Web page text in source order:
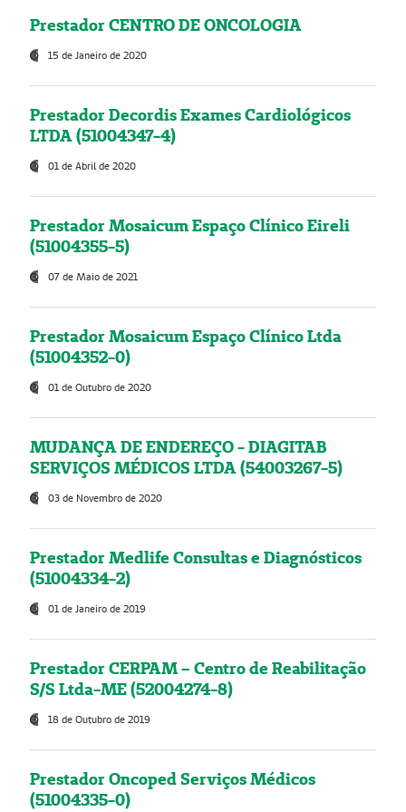
Prestador CENTRO DE ONCOLOGIA
15 de Janeiro de 2020
Prestador Decordis Exames Cardiológicos
LTDA (51004347-4)
01 de Abril de 2020
Prestador Mosaicum Espaço Clínico Eireli
(51004355-5)
07 de Maio de 2021
Prestador Mosaicum Espaço Clínico Ltda
(51004352-0)
01 de Outubro de 2020
MUDANÇA DE ENDEREÇO - DIAGITAB
SERVIÇOS MÉDICOS LTDA (54003267-5)
03 de Novembro de 2020
Prestador Medlife Consultas e Diagnósticos
(51004334-2)
01 de Janeiro de 2019
Prestador CERPAM – Centro de Reabilitação
S/S Ltda-ME (52004274-8)
18 de Outubro de 2019
Prestador Oncoped Serviços Médicos
(51004335-0)